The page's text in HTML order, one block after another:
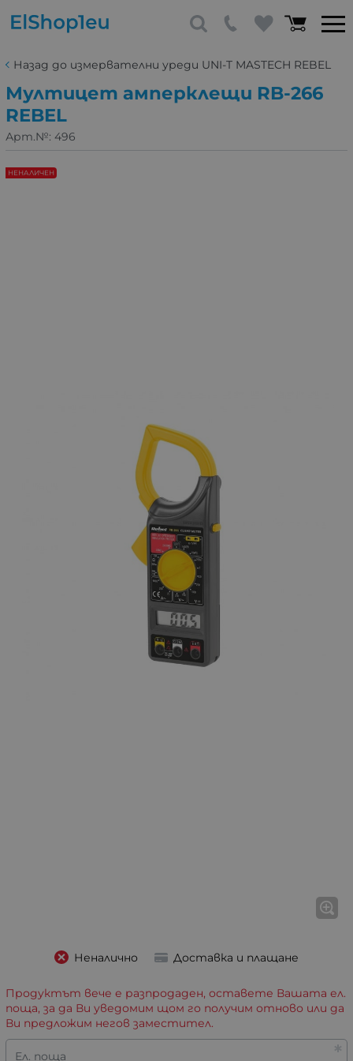
Назад до измервателни уреди UNI-T MASTECH REBEL
Мултицет амперклещи RB-266
REBEL
Арт.№: 496
НЕНАЛИЧЕН
Неналично Доставка и плащане
Продуктът вече е разпродаден, оставете Вашата ел.
поща, за да Ви уведомим щом го получим отново или да
Ви предложим негов заместител.
Ел. поща